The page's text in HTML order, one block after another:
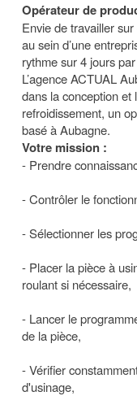
Opérateur de
Envie de travailler
au sein d’une
rythme sur 4 jours
L’agence ACTUAL
dans la conception et
refroidissement, un
basé à Aubagne.
Votre mission :
- Prendre
- Contrôler le
- Sélectionner les
- Placer la pièce à
roulant si nécessaire,
- Lancer le
de la pièce,
- Vérifier
d'usinage,